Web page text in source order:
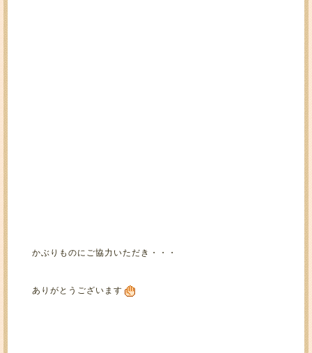
かぶりものにご協力いただき・・・
ありがとうございます